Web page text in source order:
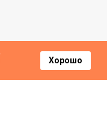
Хорошо